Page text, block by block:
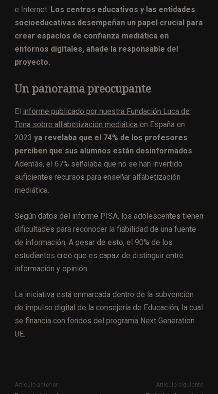
e Internet. Los centros educativos y las entidades
socioeducativas desempeñan un papel crucial para
crear espacios de confianza mediática en
entornos digitales, añade la responsable del
proyecto.
Un panorama preocupante
El informe publicado por nuestra Fundación Luca de
Tena sobre alfabetización mediática en España en
2023 ya revelaba que el 74% de los profesores
perciben que sus alumnos están desinformados
Además, el 67% señalaba que no se han invertido
suficientes recursos para enseñar alfabetización
mediática.
Según datos del informe PISA, los adolescentes tienen
dificultades para reconocer la fiabilidad de una fuente
de información. A pesar de esto, el 90% de los
estudiantes cree que es capaz de distinguir entre
información y opinión.
La iniciativa está enmarcada dentro de la subvención
de impulso digital de la consejería de Educación, la cual
se financia con fondos del programa Next Generation
UE.
Artículo anterior Artículo siguiente